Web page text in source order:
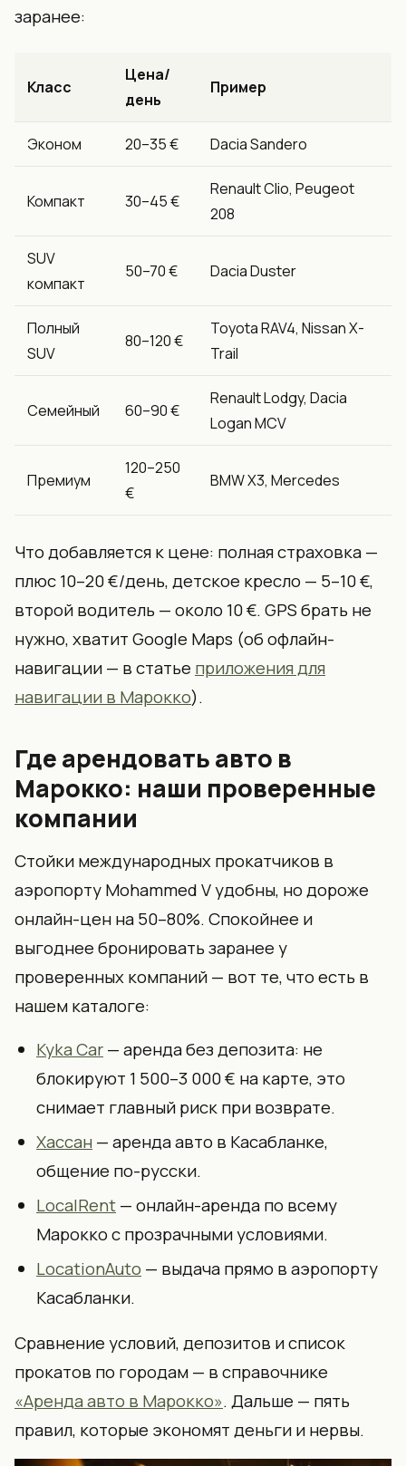
заранее:
Класс
Цена/
день
Пример
Эконом 20–35 € Dacia Sandero
Компакт 30–45 €
Renault Clio, Peugeot
208
SUV
компакт
50–70 € Dacia Duster
Полный
SUV
80–120 €
Toyota RAV4, Nissan X-
Trail
Семейный 60–90 €
Renault Lodgy, Dacia
Logan MCV
Премиум
120–250
€
BMW X3, Mercedes
Что добавляется к цене: полная страховка —
плюс 10–20 €/день, детское кресло — 5–10 €,
второй водитель — около 10 €. GPS брать не
нужно, хватит Google Maps (об офлайн-
навигации — в статье приложения для
навигации в Марокко).
Где арендовать авто в
Марокко: наши проверенные
компании
Стойки международных прокатчиков в
аэропорту Mohammed V удобны, но дороже
онлайн-цен на 50–80%. Спокойнее и
выгоднее бронировать заранее у
проверенных компаний — вот те, что есть в
нашем каталоге:
Kyka Car— аренда без депозита: не
блокируют 1 500–3 000 € на карте, это
снимает главный риск при возврате.
Хассан— аренда авто в Касабланке,
общение по-русски.
LocalRent— онлайн-аренда по всему
Марокко с прозрачными условиями.
LocationAuto — выдача прямо в аэропорту
Касабланки.
Сравнение условий, депозитов и список
прокатов по городам — в справочнике
«Аренда авто в Марокко». Дальше — пять
правил, которые экономят деньги и нервы.